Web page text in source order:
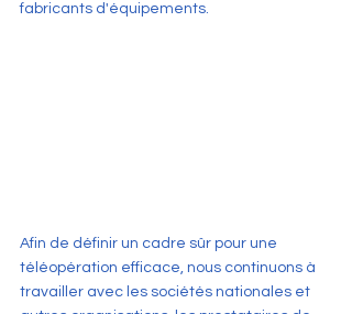
fabricants d'équipements.
Afin de définir un cadre sûr pour une
téléopération efficace, nous continuons à
travailler avec les sociétés nationales et